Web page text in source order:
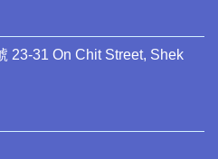
23-31 On Chit Street, Shek